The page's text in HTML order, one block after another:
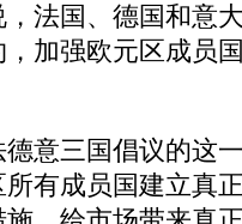
法国、德国和意
加强欧元区成员
三国倡议的这
有成员国建立真